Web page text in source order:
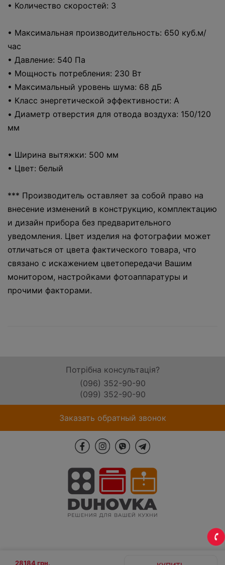
28184 грн.
• Количество скоростей: 3
• Максимальная производительность: 650 куб.м/
час
• Давление: 540 Па
• Мощность потребления: 230 Вт
• Максимальный уровень шума: 68 дБ
• Класс энергетической эффективности: A
• Диаметр отверстия для отвода воздуха: 150/120
мм
• Ширина вытяжки: 500 мм
• Цвет: белый
*** Производитель оставляет за собой право на
внесение изменений в конструкцию, комплектацию
и дизайн прибора без предварительного
уведомления. Цвет изделия на фотографии может
отличаться от цвета фактического товара, что
связано с искажением цветопередачи Вашим
монитором, настройками фотоаппаратуры и
прочими факторами.
Потрібна консультація?
(096) 352-90-90
(099) 352-90-90
Заказать обратный звонок